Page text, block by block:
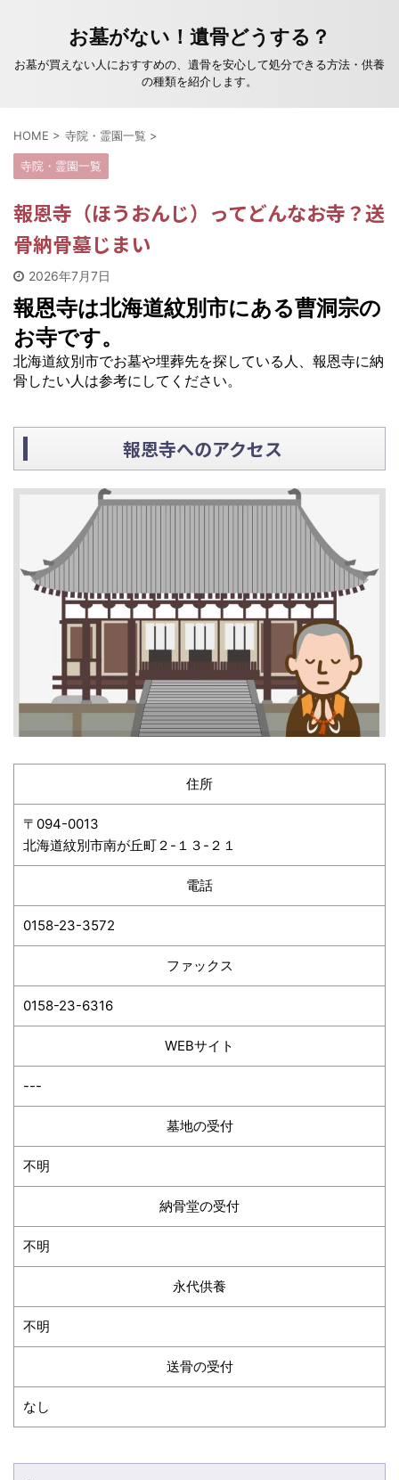
お墓がない！遺骨どうする？
お墓が買えない人におすすめの、遺骨を安心して処分できる方法・供養
の種類を紹介します。
HOME > 寺院・霊園一覧 >
寺院・霊園一覧
報恩寺（ほうおんじ）ってどんなお寺？送
骨納骨墓じまい
2026年7月7日
報恩寺は北海道紋別市にある曹洞宗の
お寺です。
北海道紋別市でお墓や埋葬先を探している人、報恩寺に納
骨したい人は参考にしてください。
報恩寺へのアクセス
住所
〒094-0013
北海道紋別市南が丘町２-１３-２１
電話
0158-23-3572
ファックス
0158-23-6316
WEBサイト
---
墓地の受付
不明
納骨堂の受付
不明
永代供養
不明
送骨の受付
なし